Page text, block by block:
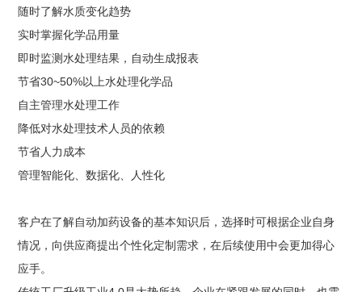
随时了解水质变化趋势
实时掌握化学品用量
即时监测水处理结果，自动生成报表
节省30~50%以上水处理化学品
自主管理水处理工作
降低对水处理技术人员的依赖
节省人力成本
管理智能化、数据化、人性化
客户在了解自动加药设备的基本知识后，选择时可根据企业自身
情况，向供应商提出个性化定制需求，在后续使用中会更加得心
应手。